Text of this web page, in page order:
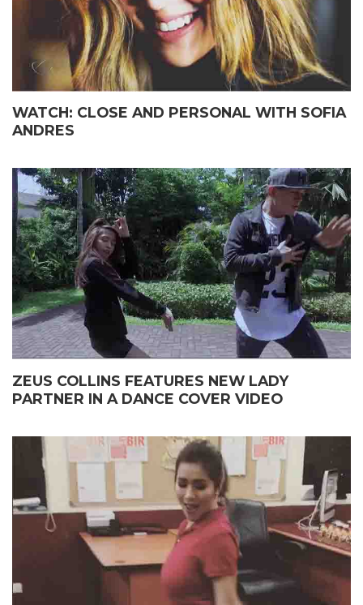
WATCH: CLOSE AND PERSONAL WITH SOFIA
ANDRES
ZEUS COLLINS FEATURES NEW LADY
PARTNER IN A DANCE COVER VIDEO